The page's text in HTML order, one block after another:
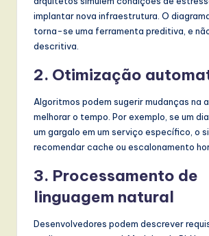
implantar nova infraestrutura. O
torna-se uma ferramenta preditiva, e
descritiva.
2. Otimização
Algoritmos podem sugerir mudanças na
melhorar o tempo. Por exemplo, se um
um gargalo em um serviço específico, o
recomendar cache ou escalonamento
3. Processamento de
linguagem natural
Desenvolvedores podem descrever